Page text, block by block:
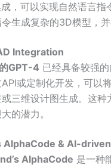
，可以实现自然语言
生成复杂的3D模型，
Integration
GPT-4 已经具备较强
或定制化开发，可以
三维设计图生成。这
的潜力。
AlphaCode & AI-
AlphaCode 是一种